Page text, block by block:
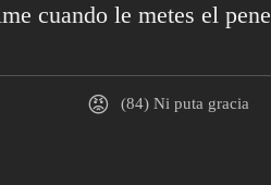
cuando le metes el pene
😡 (84) Ni puta gracia